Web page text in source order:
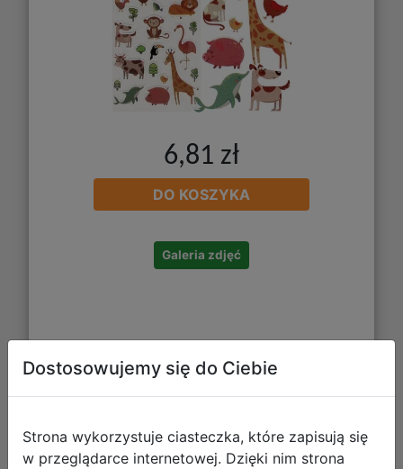
6,81 zł
DO KOSZYKA
Galeria zdjęć
Biedronka Samoprzylepna 28szt.
501441
Dostosowujemy się do Ciebie
Strona wykorzystuje ciasteczka, które zapisują się
w przeglądarce internetowej. Dzięki nim strona